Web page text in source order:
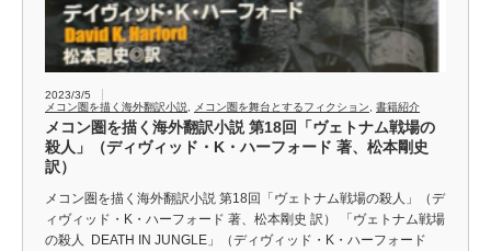
2023/3/5
メコン圏を描く海外翻訳小説
メコン圏を舞台とするフィクション 書籍紹介
メコン圏を描く海外翻訳小説 第18回「ヴェトナム戦場の
殺人」（ディヴィッド・K・ハーフォード 著、松本剛史
訳）
メコン圏を描く海外翻訳小説 第18回「ヴェトナム戦場の殺人」（デ
ィヴィッド・K・ハーフォード 著、松本剛史 訳） 「ヴェトナム戦場
の殺人 DEATH IN JUNGLE」（ディヴィッド・K・ハーフォード